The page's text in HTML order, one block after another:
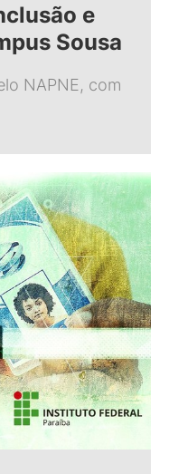
e
Sousa
NAPNE, com